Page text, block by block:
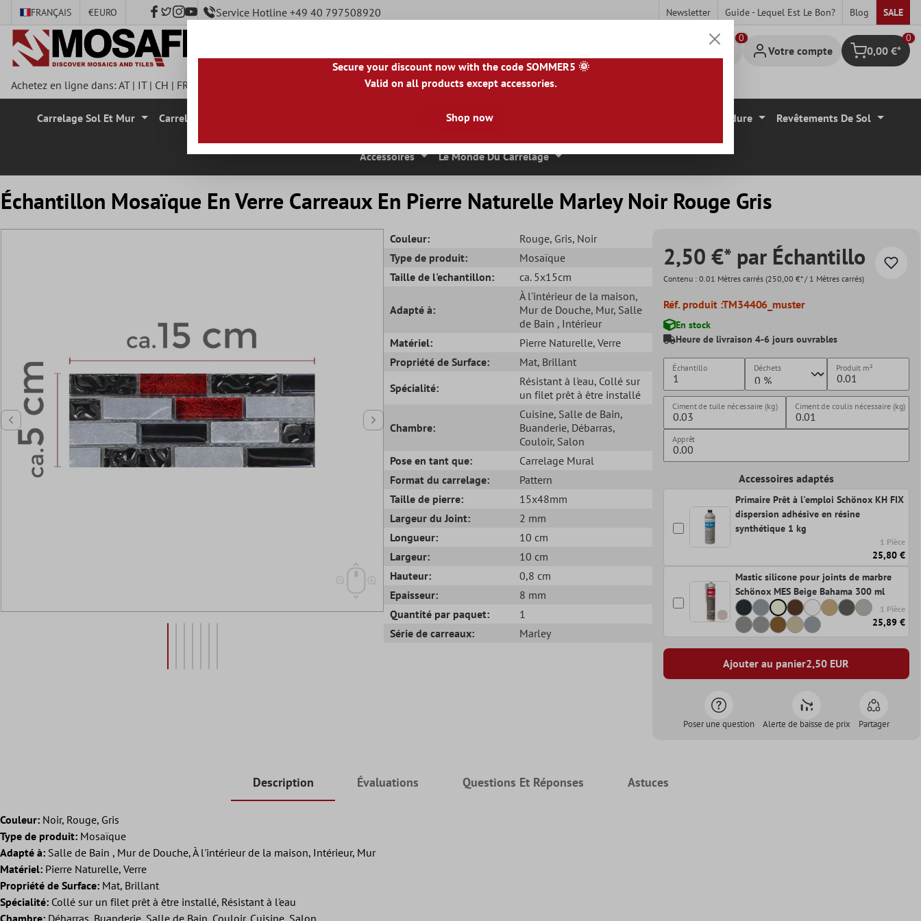
principal
FRANÇAIS €EURO Service Hotline +49 40 797508920 Newsletter Guide - Lequel Est Le Bon? Blog SALE
Votre compte Panier
0
0,00 €*
Achetez en ligne dans:AT| IT| CH | FR ES|PL|PT| FI|GR|RO|NO|HU|BG|HR
Carrelage Sol Et Mur Carrelage Mural Carreaux En Pierre Naturelle Carrelage Mural Bordure Revêtements De Sol
Accessoires Le Monde Du Carrelage
Échantillon Mosaïque En Verre Carreaux En Pierre Naturelle Marley Noir Rouge Gris
Couleur: Rouge, Gris, Noir
Type de produit:
Mosaïque
Taille de l'echantillon:
ca. 5x15cm
Adapté à:
À l'intérieur de la maison,
Mur de Douche, Mur, Salle
de Bain , Intérieur
Matériel:
Pierre Naturelle, Verre
Propriété de Surface:
Mat, Brillant
Spécialité:
Résistant à l'eau, Collé sur
un filet prêt à être installé
Chambre:
Cuisine, Salle de Bain,
Buanderie, Débarras,
Couloir, Salon
Pose en tant que:
Carrelage Mural
Format du carrelage:
Pattern
Taille de pierre:
15x48mm
Largeur du Joint:
2 mm
Longueur:
10 cm
Largeur:
10 cm
Hauteur:
0,8 cm
Epaisseur:
8 mm
Quantité par paquet:
1
Série de carreaux:
Marley
2,50 €* par Échantillo
Contenu : 0.01 Mètres carrés (250,00 €* / 1 Mètres carrés)
Réf. produit :TM34406_muster
En stock
Heure de livraison 4-6 jours ouvrables
Échantillo Déchets Produit m²
Ciment de tuile nécessaire (kg) Ciment de coulis nécessaire (kg)
Apprêt
Accessoires adaptés
Primaire Prêt à l'emploi Schönox KH FIX
dispersion adhésive en résine
synthétique 1 kg
1 Pièce
25,80 €
Mastic silicone pour joints de marbre
Schönox MES Beige Bahama 300 ml
1 Pièce
25,89 €
Ajouter au panier2,50 EUR
Poser une question Alerte de baisse de prix Partager
Description Évaluations Questions Et Réponses Astuces
Couleur: Noir, Rouge, Gris
Type de produit: Mosaïque
Adapté à: Salle de Bain , Mur de Douche, À l'intérieur de la maison, Intérieur, Mur
Matériel: Pierre Naturelle, Verre
Propriété de Surface: Mat, Brillant
Spécialité: Collé sur un filet prêt à être installé, Résistant à l'eau
Chambre: Débarras, Buanderie, Salle de Bain, Couloir, Cuisine, Salon
Secure your discount now with the code SOMMER5 🌞
Valid on all products except accessories.
Shop now